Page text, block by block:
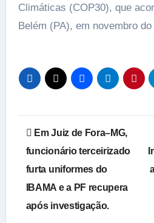
Climáticas (COP30), que
Belém (PA), em novembro
Navegação
de
Post
Em Juiz de Fora–MG,
funcionário terceirizado
furta uniformes do
IBAMA e a PF recupera
após investigação.